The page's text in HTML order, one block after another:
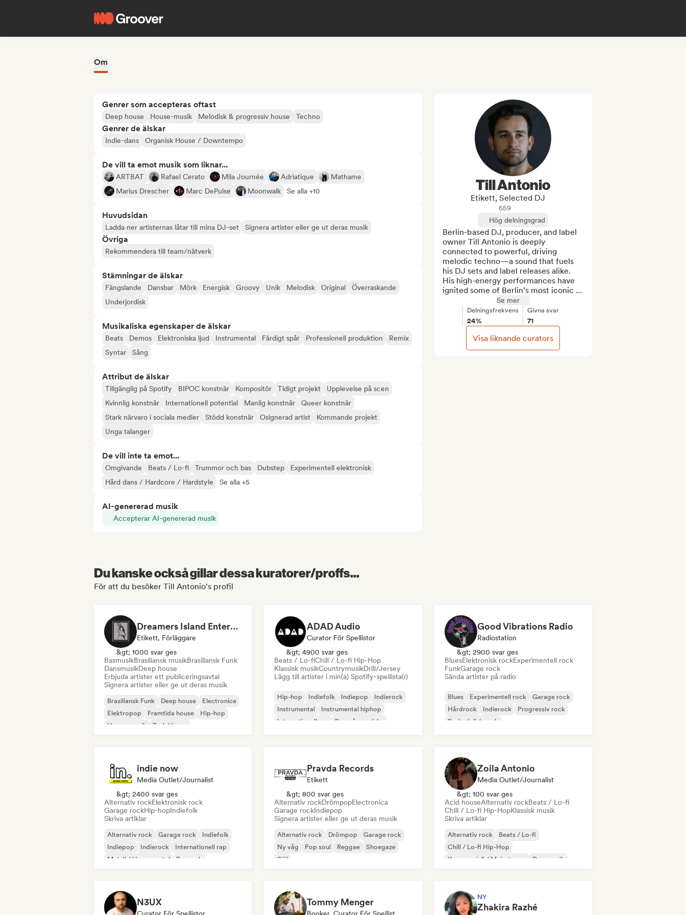
Om
Genrer som accepteras oftast
Deep house House-musik Melodisk & progressiv house Techno
Genrer de älskar
Indie-dans Organisk House / Downtempo
De vill ta emot musik som liknar...
ARTBAT Rafael Cerato Mila Journée Adriatique
Mathame
Marius Drescher
Marc DePulse Moonwalk Se alla +10
Huvudsidan
Ladda ner artisternas låtar till mina DJ-set Signera artister eller ge ut deras musik
Övriga
Rekommendera till team/nätverk
Stämningar de älskar
Fängslande Dansbar Mörk Energisk Groovy Unik Melodisk Original
Överraskande
Underjordisk
Musikaliska egenskaper de älskar
Beats Demos Elektroniska ljud Instrumental Färdigt spår Professionell produktion
Remix
Syntar
Sång
Attribut de älskar
Tillgänglig på Spotify BIPOC konstnär Kompositör Tidigt projekt
Upplevelse på scen
Kvinnlig konstnär
Internationell potential Manlig konstnär
Queer konstnär
Stark närvaro i sociala medier
Stödd konstnär Osignerad artist
Kommande projekt
Unga talanger
De vill inte ta emot...
Omgivande Beats / Lo-fi Trummor och bas Dubstep
Experimentell elektronisk
Hård dans / Hardcore / Hardstyle
Se alla +5
AI-genererad musik
Accepterar AI-genererad musik
Till Antonio
Etikett, Selected DJ
659
Hög delningsgrad
Berlin-based DJ, producer, and label
owner Till Antonio is deeply
connected to powerful, driving
melodic techno—a sound that fuels
his DJ sets and label releases alike.
His high-energy performances have
ignited some of Berlin’s most iconic ...
Se mer
Delningsfrekvens
24%
Givna svar
71
Visa liknande curators
Du kanske också gillar dessa kuratorer/proffs...
För att du besöker Till Antonio's profil
Dreamers Island Entertainment
Etikett, Förläggare
&gt; 1000 svar ges
BasmusikBrasiliansk musikBrasiliansk Funk
DansmusikDeep house
Erbjuda artister ett publiceringsavtal
Signera artister eller ge ut deras musik
Brasiliansk Funk Deep house
Electronica
Elektropop
Framtida house
Hip-hop
House-musik
Tech House
ADAD Audio
Curator För Spellistor
&gt; 4900 svar ges
Beats / Lo-fiChill / Lo-fi Hip-Hop
Klassisk musikCountrymusikDrill/Jersey
Lägg till artister i min(a) Spotify-spellista(r)
Hip-hop Indiefolk Indiepop
Indierock
Instrumental
Instrumental hiphop
Internationell rap
Rap på engelska
Good Vibrations Radio
Radiostation
&gt; 2900 svar ges
BluesElektronisk rockExperimentell rock
FunkGarage rock
Sända artister på radio
Blues Experimentell rock
Garage rock
Hårdrock
Indierock
Progressiv rock
Psykedelisk rock
indie now
Media Outlet/Journalist
&gt; 2400 svar ges
Alternativ rockElektronisk rock
Garage rockHip-hopIndiefolk
Skriva artiklar
Alternativ rock Garage rock
Indiefolk
Indiepop
Indierock
Internationell rap
Metall / Heavy metal
Poprock
Pravda Records
Etikett
&gt; 800 svar ges
Alternativ rockDrömpopElectronica
Garage rockIndiepop
Signera artister eller ge ut deras musik
Alternativ rock Drömpop
Garage rock
Ny våg
Pop soul Reggae
Shoegaze
Själ
Zoila Antonio
Media Outlet/Journalist
&gt; 100 svar ges
Acid houseAlternativ rockBeats / Lo-fi
Chill / Lo-fi Hip-HopKlassisk musik
Skriva artiklar
Alternativ rock
Beats / Lo-fi
Chill / Lo-fi Hip-Hop
Kommersiell / Mainstream
Dansmusik
N3UX Tommy Menger NY
Zhakira Razhé